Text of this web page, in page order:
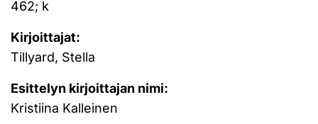
462; k
Kirjoittajat:
Tillyard, Stella
Esittelyn kirjoittajan nimi:
Kristiina Kalleinen